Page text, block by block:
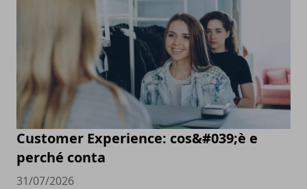
Customer Experience: cos&#039;è e
perché conta
31/07/2026